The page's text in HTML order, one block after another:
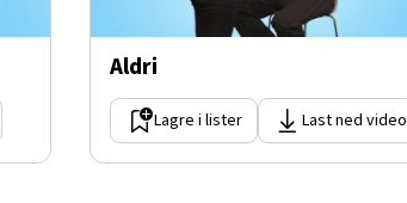
Aldri
Lagre i lister Last ned video